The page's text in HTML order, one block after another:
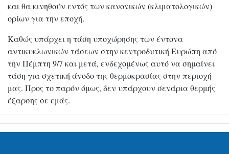
και θα κινηθούν εντός των κανονικών (κλιματολογικών)
ορίων για την εποχή.
Καθώς υπάρχει η τάση υποχώρησης των έντονα
αντικυκλωνικών τάσεων στην κεντροδυτική Ευρώπη από
την Πέμπτη 9/7 και μετά, ενδεχομένως αυτό να σημαίνει
τάση για σχετική άνοδο της θερμοκρασίας στην περιοχή
μας. Προς το παρόν όμως, δεν υπάρχουν σενάρια θερμής
έξαρσης σε εμάς.